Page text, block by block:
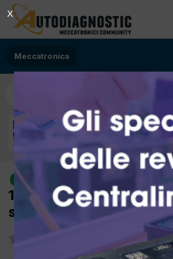
Meccatronica
risolto
[Fiat Grande
199A3000 66Kw Diesel]
spegne tutto , tranne il
X